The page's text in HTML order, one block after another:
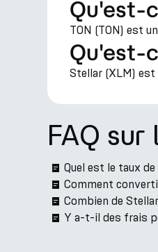
Qu'est-
TON (TON) est
Qu'est-
Stellar (XLM)
FAQ
Quel est le taux
Comment
Combien de
Y a-t-il des frais